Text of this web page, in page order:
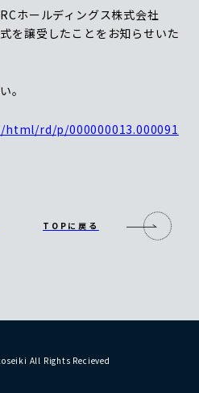
ホールディングス株式会社
を譲受したことをお知らせいた
。
rd/p/000000013.000091
TOPに戻る
All Rights Recieved